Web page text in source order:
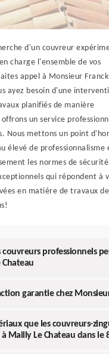
d'un couvreur
charge l'ensemble de vos
appel à Monsieur Franck
ayez besoin d'une
planifiés de manière
un service
Nous mettons un point
élevé de professionnalisme
les normes de
qui répondent à
en matière de travaux de
couvreurs professionnels
Chateau
garantie chez
que les couvreurs-
Mailly Le Chateau dans le